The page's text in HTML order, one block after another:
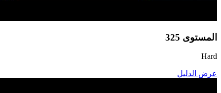
المستوى 325
Hard
عرض الدليل